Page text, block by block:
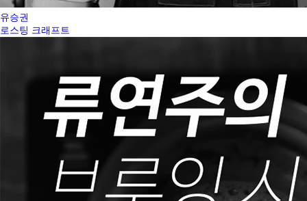
유승권
로스팅 크래프트